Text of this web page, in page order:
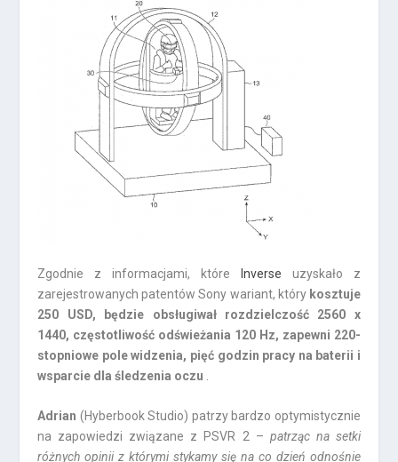
Zgodnie z informacjami, które Inverse uzyskało z
zarejestrowanych patentów Sony wariant, który kosztuje
250 USD, będzie obsługiwał rozdzielczość 2560 x
1440, częstotliwość odświeżania 120 Hz, zapewni 220-
stopniowe pole widzenia, pięć godzin pracy na baterii i
wsparcie dla śledzenia oczu
Adrian (Hyberbook Studio) patrzy bardzo optymistycznie
na zapowiedzi związane z PSVR 2 – patrząc na setki
różnych opinii z którymi stykamy się na co dzień odnośnie